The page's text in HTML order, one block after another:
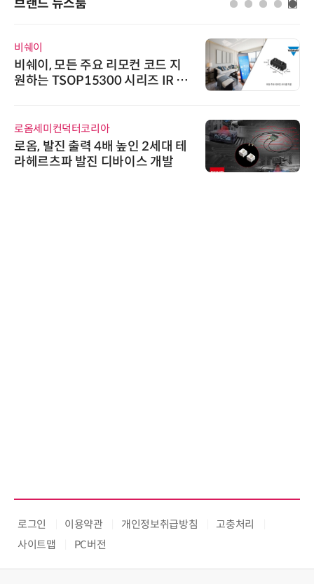
브랜드 뉴스룸
비쉐이
비쉐이, 모든 주요 리모컨 코드 지
원하는 TSOP15300 시리즈 IR 수
로옴세미컨덕터코리아
로옴, 발진 출력 4배 높인 2세대 테
라헤르츠파 발진 디바이스 개발
로그인 이용약관 개인정보취급방침
고충처리
사이트맵
PC버전